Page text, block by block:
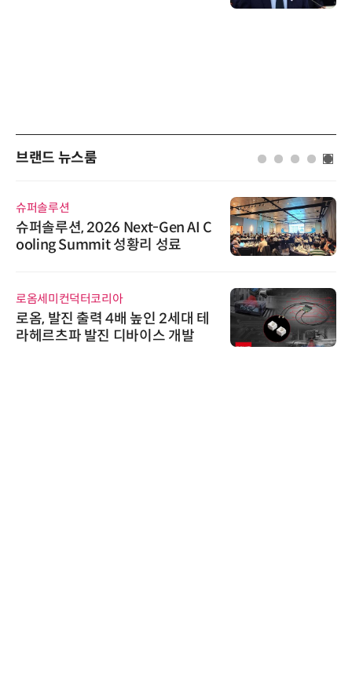
브랜드 뉴스룸
슈퍼솔루션
슈퍼솔루션, 2026 Next-Gen AI C
ooling Summit 성황리 성료
로옴세미컨덕터코리아
로옴, 발진 출력 4배 높인 2세대 테
라헤르츠파 발진 디바이스 개발